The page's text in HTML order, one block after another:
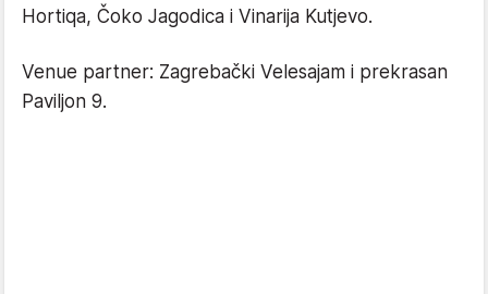
Hortiqa, Čoko Jagodica i Vinarija Kutjevo.
Venue partner: Zagrebački Velesajam i prekrasan
Paviljon 9.